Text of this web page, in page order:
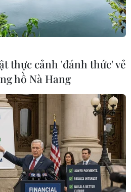
xem kích thước chuẩn.
(TTXVN/Vietnam+)
thực cảnh 'đánh thức' vẻ
hồ Nà Hang